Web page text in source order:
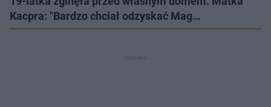
Kacpra: "Bardzo chciał odzyskać Mag…